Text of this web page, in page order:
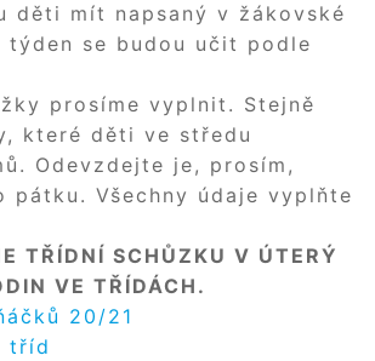
děti mít napsaný v žákovské
týden se budou učit podle
prosíme vyplnit. Stejně
které děti ve středu
Odevzdejte je, prosím,
pátku. Všechny údaje vyplňte
TŘÍDNÍ SCHŮZKU V ÚTERÝ
VE TŘÍDÁCH.
20/21
tříd